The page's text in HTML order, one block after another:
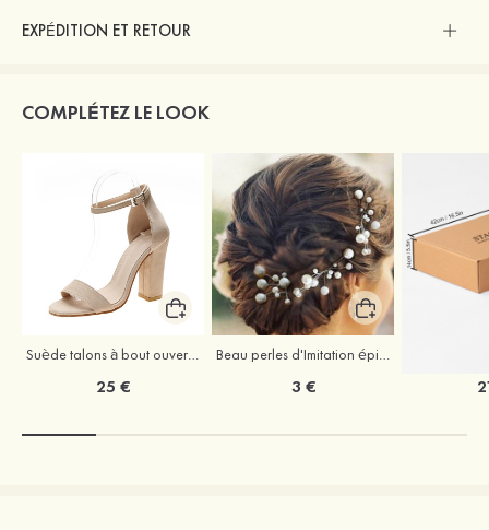
EXPÉDITION ET RETOUR
COMPLÉTEZ LE LOOK
Suède talons à bout ouvert sandales talon bottier chaussures pour les soirées
25 €
Beau perles d'Imitation épingles à cheveux coiffe
3 €